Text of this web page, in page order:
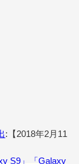
:【2018年2月11
S9」「Galaxy